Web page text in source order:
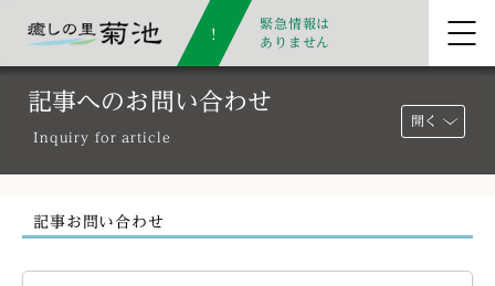
緊急情報は
ありません
記事へのお問い合わせ
Inquiry for article
開く
記事お問い合わせ